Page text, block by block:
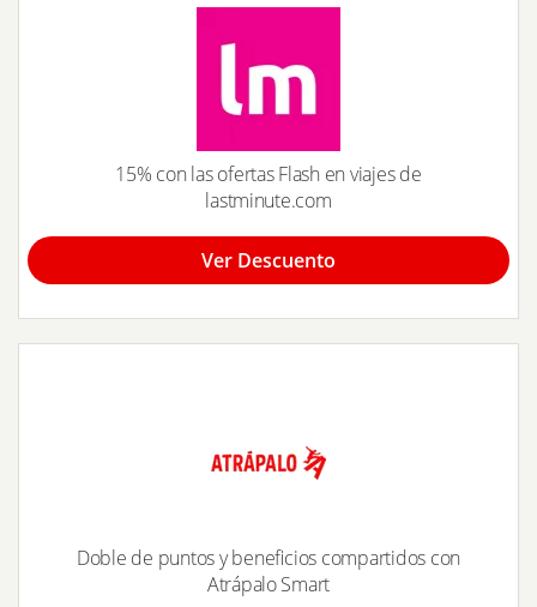
15% con las ofertas Flash en viajes de
lastminute.com
Ver Descuento
Doble de puntos y beneficios compartidos con
Atrápalo Smart